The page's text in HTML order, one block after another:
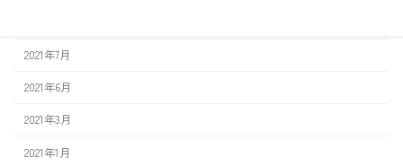
2021年7月
2021年6月
2021年3月
2021年1月